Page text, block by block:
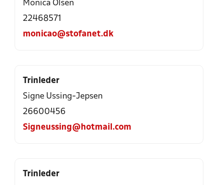
Monica Olsen
22468571
monicao@stofanet.dk
Trinleder
Signe Ussing-Jepsen
26600456
Signeussing@hotmail.com
Trinleder